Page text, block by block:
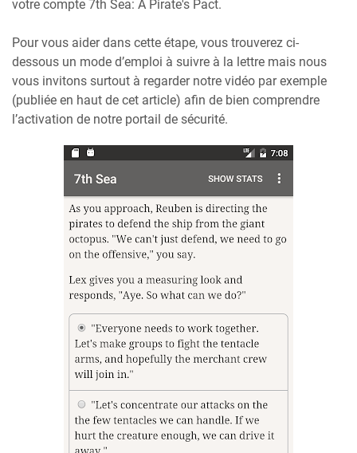
votre compte 7th Sea: A Pirate's Pact.
Pour vous aider dans cette étape, vous trouverez ci-
dessous un mode d’emploi à suivre à la lettre mais nous
vous invitons surtout à regarder notre vidéo par exemple
(publiée en haut de cet article) afin de bien comprendre
l’activation de notre portail de sécurité.